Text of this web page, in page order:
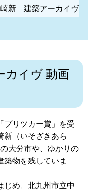
崎新 建築アーカイヴ
カイヴ 動画
リツカー賞」を受
新（いそざきあら
大分市や、ゆかりの
築物を残していま
め、北九州市立中